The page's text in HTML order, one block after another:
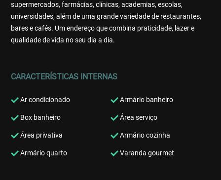
supermercados, farmácias, clínicas, academias, escolas,
universidades, além de uma grande variedade de restaurantes,
bares e cafés. Um endereço que combina praticidade, lazer e
qualidade de vida no seu dia a dia.
CARACTERÍSTICAS INTERNAS
Ar condicionado Armário banheiro
Box banheiro Área serviço
Área privativa Armário cozinha
Armário quarto Varanda gourmet